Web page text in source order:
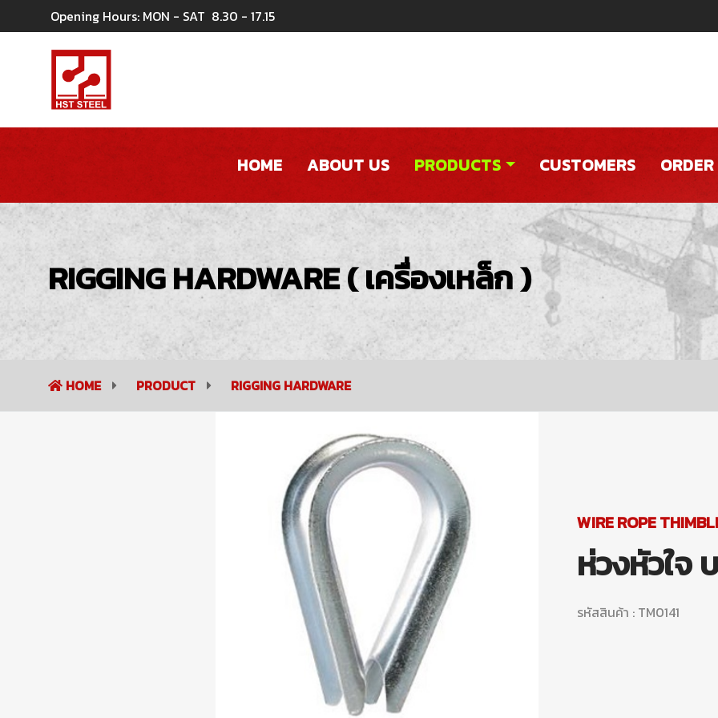
Opening Hours: MON - SAT 8.30 - 17.15
HOME ABOUT US PRODUCTS CUSTOMERS ORDER
RIGGING HARDWARE ( เครื่องเหล็ก )
HOME PRODUCT RIGGING HARDWARE
WIRE ROPE
ห่วงหัวใจ
รหัสสินค้า : TM0141